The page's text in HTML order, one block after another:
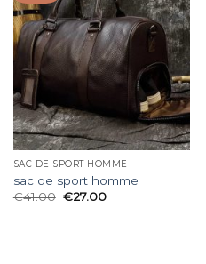
SAC DE SPORT HOMME
sac de sport homme
€41.00 €27.00